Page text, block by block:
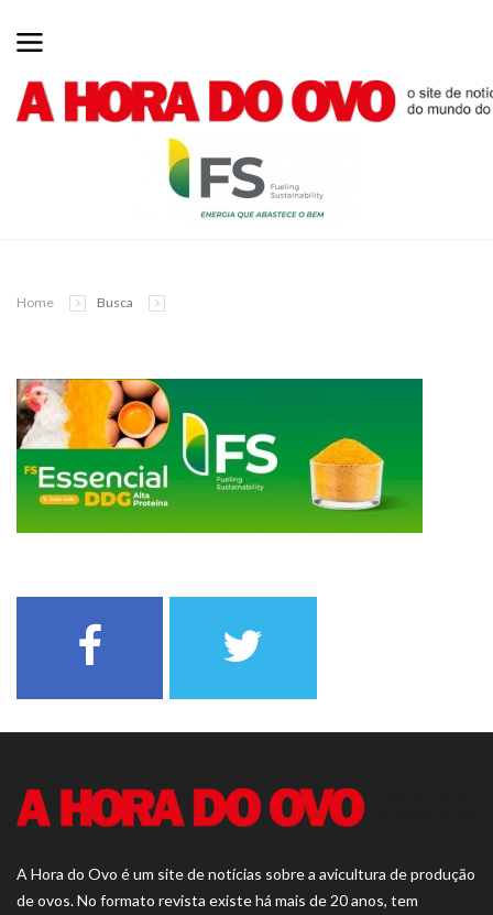
Home Busca
A Hora do Ovo é um site de notícias sobre a avicultura de produção
de ovos. No formato revista existe há mais de 20 anos, tem